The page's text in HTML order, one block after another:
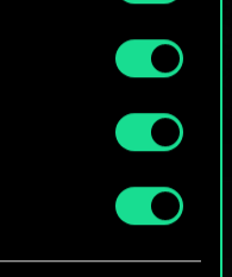
о том, как мы
и изменить